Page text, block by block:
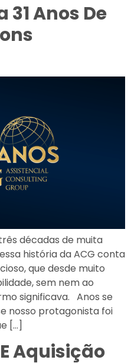
Anos De
décadas de muita
história da ACG conta
que desde muito
sem nem ao
significava. Anos se
nosso protagonista foi
[…]
Aquisição